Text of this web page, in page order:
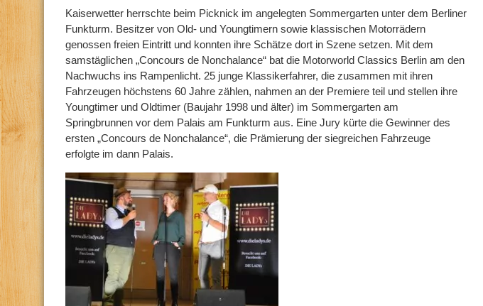
Kaiserwetter herrschte beim Picknick im angelegten Sommergarten unter dem Berliner
Funkturm. Besitzer von Old- und Youngtimern sowie klassischen Motorrädern
genossen freien Eintritt und konnten ihre Schätze dort in Szene setzen. Mit dem
samstäglichen „Concours de Nonchalance“ bat die Motorworld Classics Berlin am den
Nachwuchs ins Rampenlicht. 25 junge Klassikerfahrer, die zusammen mit ihren
Fahrzeugen höchstens 60 Jahre zählen, nahmen an der Premiere teil und stellen ihre
Youngtimer und Oldtimer (Baujahr 1998 und älter) im Sommergarten am
Springbrunnen vor dem Palais am Funkturm aus. Eine Jury kürte die Gewinner des
ersten „Concours de Nonchalance“, die Prämierung der siegreichen Fahrzeuge
erfolgte im dann Palais.